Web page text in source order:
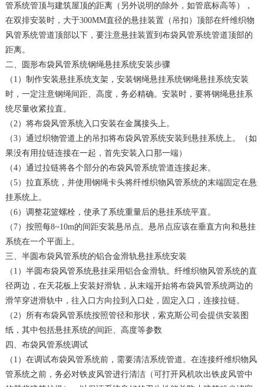
管系统管顶与建筑屋顶的距离（另外说明的除外，如管底标高等），
在双排安装时，大于300MM直径的悬挂装置（吊扣）顶部在纤维织物
风管系统管道顶部以下，要注意悬挂装置到布袋风管系统管道顶部的
距离。
二、圆形布袋风管系统钢绳悬挂系统安装步骤
（1）制作安装悬挂系统支架，安装钢绳悬挂系统钢绳悬挂系统安装
时，一定注意钢绳间距、高度，务必精确。安装时，要将钢绳悬挂系
统尽量收紧拉直。
（2）将布袋风管系统入口安装在金属接头上。
（3）通过织物管道上的吊扣将布袋风管系统安装到悬挂系统上。（如
果没有用拉链连接在一起，首先安装入口那一端）
（4）通过拉链将各个部分的布袋风管系统管道连接起来。
（5）拉直系统，并使用钢绳卡头将纤维织物风管系统的末端固定在悬
挂系统上。
（6）调整花篮螺栓，使承了系统重量后的悬挂系统平直。
（7）按照每8~10m的间距安装悬吊点。悬吊点应该在垂直方向和悬挂
系统在一个平面上。
三、半圆布袋风管系统的铝合金滑轨悬挂系统安装
（1）半圆布袋风管系统悬挂采用铝合金滑轨。纤维织物风管系统的直
径两边，在天花板上安装好滑轨，从末端开始将布袋风管系统两边的
滑竿穿进滑轨中，往入口方向拉到入口处，固定入口，连接拉链。
（2）所有布袋风管系统按照管径和形状，索克斯公司会提供安装图
纸，其中包括悬挂系统的间距、高度等参数
四、布袋风管系统调试
（1）在调试布袋风管系统前，需要清洁系统管道。在连接纤维织物风
管系统之前，务必对铁皮风管进行清洁（可打开风机吹出铁皮风管中